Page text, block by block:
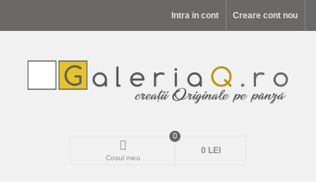
Intra in cont Creare cont nou
Cosul meu
0
0 LEI